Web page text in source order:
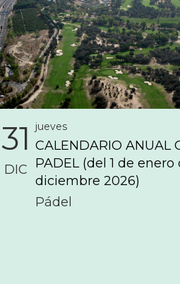
31
DIC
jueves
CALENDARIO ANUAL
PADEL (del 1 de enero
diciembre 2026)
Pádel